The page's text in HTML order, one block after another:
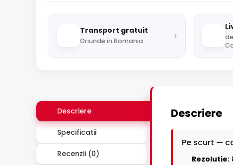
Transport gratuit
Oriunde in Romania ›
Descriere
Specificatii
Recenzii (0)
Descriere
Pe scurt —
Rezolutie: